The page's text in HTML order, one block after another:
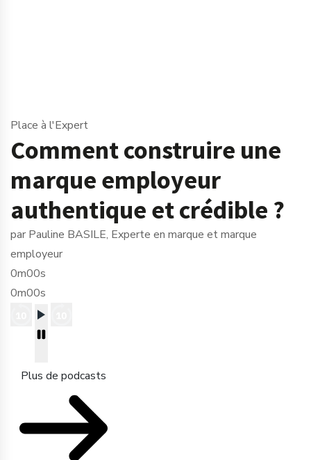
Place à l'Expert
Comment construire une
marque employeur
authentique et crédible ?
par Pauline BASILE, Experte en marque et marque
employeur
0m00s
0m00s
Plus de podcasts